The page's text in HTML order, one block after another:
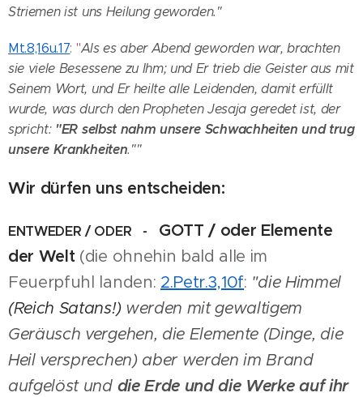
Striemen ist uns Heilung geworden."
Mt.8,16u.17: "Als es aber Abend geworden war, brachten
sie viele Besessene zu Ihm; und Er trieb die Geister aus mit
Seinem Wort, und Er heilte alle Leidenden, damit erfüllt
wurde, was durch den Propheten Jesaja geredet ist, der
spricht: "ER selbst nahm unsere Schwachheiten und trug
unsere Krankheiten.""
Wir dürfen uns entscheiden:
ENTWEDER / ODER - GOTT / oder Elemente
der Welt(die ohnehin bald alle im
Feuerpfuhl landen: 2.Petr.3,10f: "die Himmel
(Reich Satans!)werden mit gewaltigem
Geräusch vergehen, die Elemente (Dinge, die
Heil versprechen) aber werden im Brand
aufgelöst und die Erde und die Werke auf ihr